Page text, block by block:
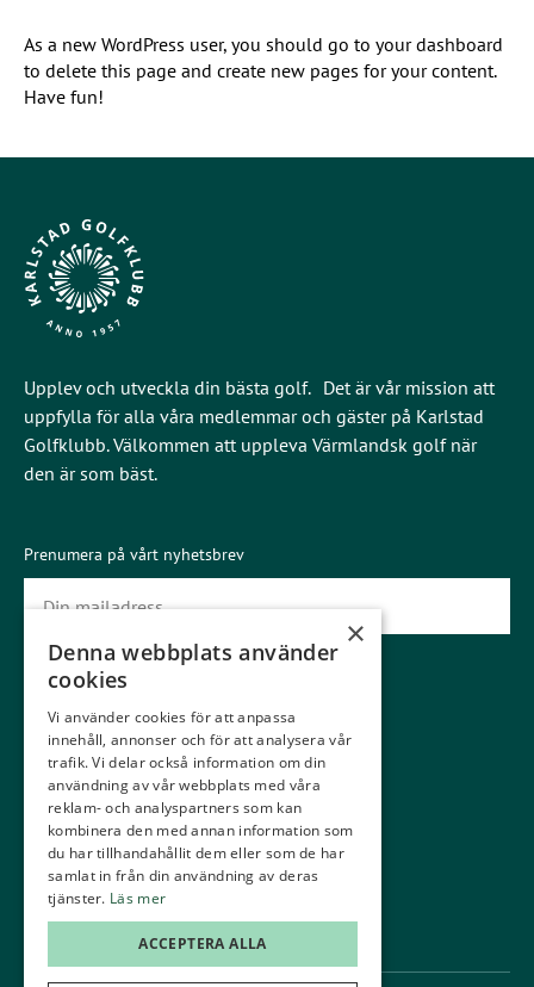
As a new WordPress user, you should go to your dashboard
to delete this page and create new pages for your content.
Have fun!
Upplev och utveckla din bästa golf. Det är vår mission att
uppfylla för alla våra medlemmar och gäster på Karlstad
Golfklubb. Välkommen att uppleva Värmlandsk golf när
den är som bäst.
Gäster
Gästinfo
Våra banor
Ställplatser
Greenfee
Konferens
Medlemmar
Boka starttid
Kommittéer
Träna
Junior
Kontakt
Prenumera på vårt nyhetsbrev
Prenumerera
×
Denna webbplats använder
cookies
Vi använder cookies för att anpassa
innehåll, annonser och för att analysera vår
trafik. Vi delar också information om din
användning av vår webbplats med våra
reklam- och analyspartners som kan
kombinera den med annan information som
du har tillhandahållit dem eller som de har
samlat in från din användning av deras
tjänster. Läs mer
ACCEPTERA ALLA